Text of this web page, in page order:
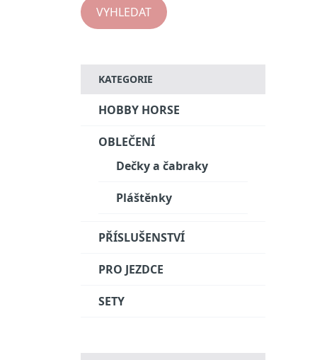
VYHLEDAT
KATEGORIE
HOBBY HORSE
OBLEČENÍ
Dečky a čabraky
Pláštěnky
PŘÍSLUŠENSTVÍ
PRO JEZDCE
SETY